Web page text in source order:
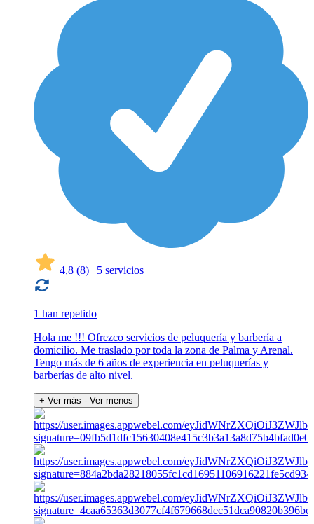
4,8 (8) | 5 servicios
1 han repetido
Hola me !!! Ofrezco servicios de peluquería y barbería a
domicilio. Me traslado por toda la zona de Palma y Arenal.
Tengo más de 6 años de experiencia en peluquerías y
barberías de alto nivel.
+ Ver más - Ver menos